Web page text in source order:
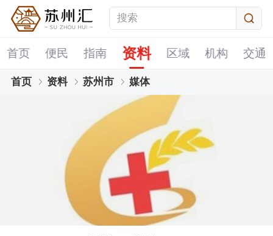
首页 便民 指南 资料 区域 机构 交通
首页 资料 苏州市 媒体